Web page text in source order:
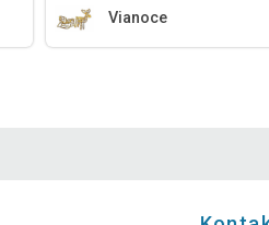
Vianoce